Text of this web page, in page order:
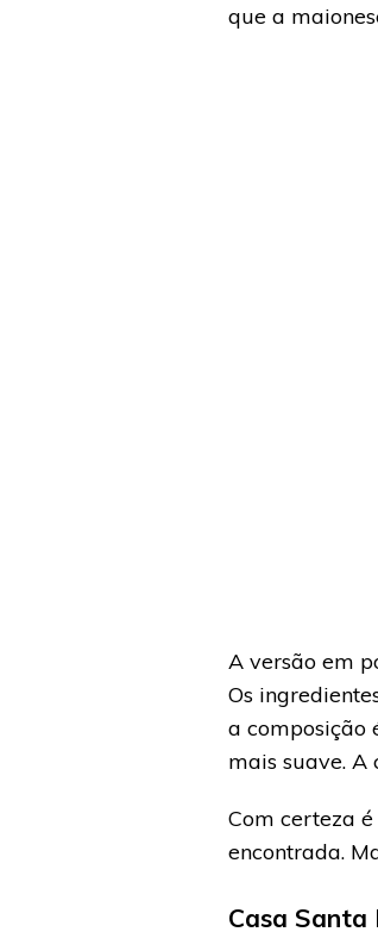
que a
A versão em
Os
a composição
mais suave. A
Com certeza
encontrada.
Casa Santa